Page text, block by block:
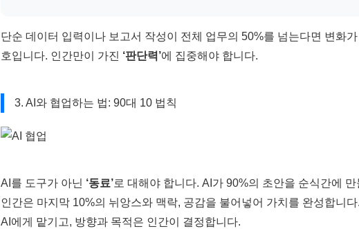
단순 데이터 입력이나 보고서 작성이 전체 업무의 50%를 넘는다면 변화
호입니다. 인간만이 가진 ‘판단력’에 집중해야 합니다.
3. AI와 협업하는 법: 90대 10 법칙
AI를 도구가 아닌 ‘동료’로 대해야 합니다. AI가 90%의 초안을 순식간에 만
인간은 마지막 10%의 뉘앙스와 맥락, 공감을 불어넣어 가치를 완성합니
AI에게 맡기고, 방향과 목적은 인간이 결정합니다.